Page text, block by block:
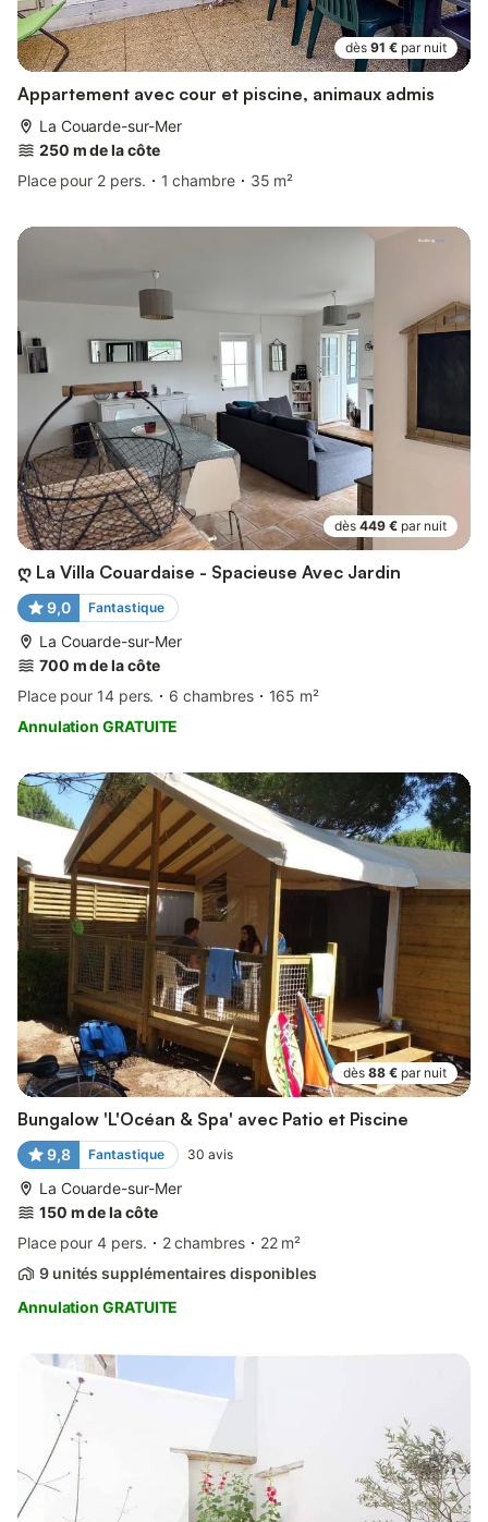
dès 91 € par nuit
Appartement avec cour et piscine, animaux admis
La Couarde-sur-Mer
250 m de la côte
Place pour 2 pers.
1 chambre 35 m²
dès 449 € par nuit
ღ La Villa Couardaise - Spacieuse Avec Jardin
9,0 Fantastique
La Couarde-sur-Mer
700 m de la côte
Place pour 14 pers.
6 chambres
165 m²
Annulation GRATUITE
dès 88 € par nuit
Bungalow 'L'Océan & Spa' avec Patio et Piscine
9,8 Fantastique 30 avis
La Couarde-sur-Mer
150 m de la côte
Place pour 4 pers.
2 chambres
22 m²
9 unités supplémentaires disponibles
Annulation GRATUITE